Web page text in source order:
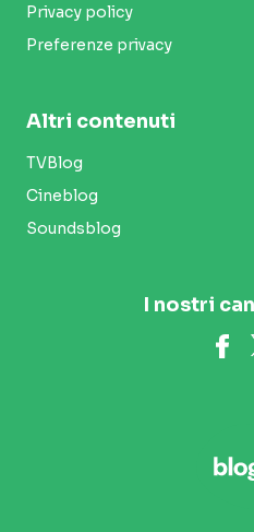
Privacy policy
Preferenze privacy
Altri contenuti
TVBlog
Cineblog
Soundsblog
I nostri